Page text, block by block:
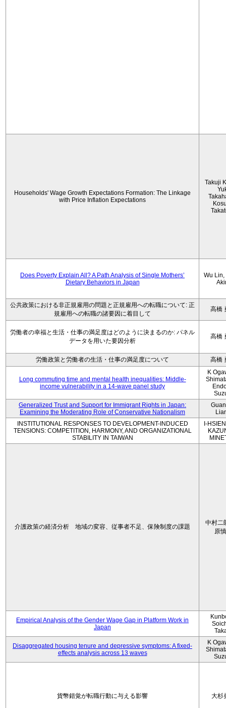
Households' Wage Growth Expectations Formation: The Linkage
with Price Inflation Expectations
Takuji
Does Poverty Explain All? A Path Analysis of Single Mothers’
Dietary Behaviors in Japan
Wu Lin,
公共政策における非正規雇用の問題と正規雇用への転職について: 正
規雇用への転職の諸要因に着目して
高橋
労働者の幸福と生活・仕事の満足度はどのように決まるのか: パネル
データを用いた要因分析
高橋
労働政策と労働者の生活・仕事の満足度について 高橋
Long commuting time and mental health inequalities: Middle-
income vulnerability in a 14-wave panel study
K
Generalized Trust and Support for Immigrant Rights in Japan:
Examining the Moderating Role of Conservative Nationalism
INSTITUTIONAL RESPONSES TO DEVELOPMENT-INDUCED
TENSIONS: COMPETITION, HARMONY, AND ORGANIZATIONAL
STABILITY IN TAIWAN
I-
介護政策の経済分析 地域の変容、従事者不足、保険制度の課題
中村二
原
Empirical Analysis of the Gender Wage Gap in Platform Work in
Japan
Disaggregated housing tenure and depressive symptoms: A fixed-
effects analysis across 13 waves
K
貨幣錯覚が転職行動に与える影響 大杉